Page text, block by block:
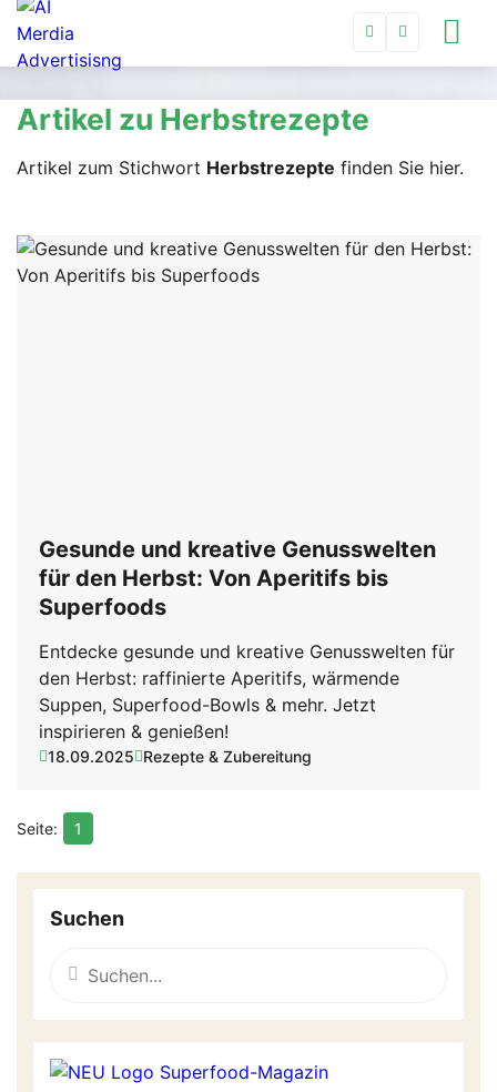
Artikel zu Herbstrezepte
Artikel zum Stichwort Herbstrezepte finden Sie hier.
Gesunde und kreative Genusswelten
für den Herbst: Von Aperitifs bis
Superfoods
Entdecke gesunde und kreative Genusswelten für
den Herbst: raffinierte Aperitifs, wärmende
Suppen, Superfood-Bowls & mehr. Jetzt
inspirieren & genießen!
18.09.2025 Rezepte & Zubereitung
1
Suchen